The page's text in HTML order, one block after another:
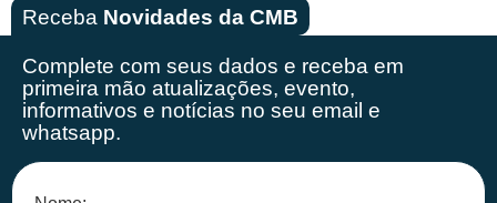
Receba Novidades da CMB
Complete com seus dados e receba em
primeira mão atualizações, evento,
informativos e notícias no seu email e
whatsapp.